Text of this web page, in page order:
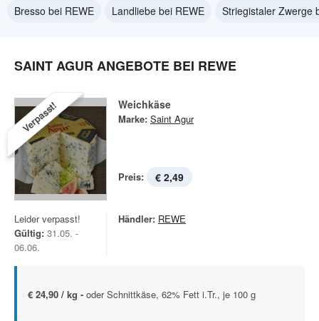
Bresso bei REWE
Landliebe bei REWE Striegistaler Zwerge
SAINT AGUR ANGEBOTE BEI REWE
Verpasst! Weichkäse
Marke: Saint Agur
Preis: € 2,49
Leider verpasst!
Gültig: 31.05. -
06.06.
Händler: REWE
€ 24,90 / kg - oder Schnittkäse, 62% Fett i.Tr., je 100 g